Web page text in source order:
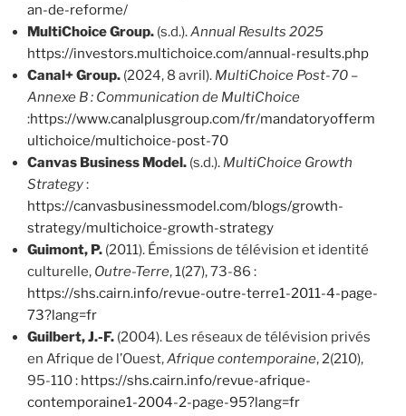
an-de-reforme/
MultiChoice Group. (s.d.).Annual Results 2025
https://investors.multichoice.com/annual-results.php
Canal+ Group. (2024, 8 avril). MultiChoice Post-70 –
Annexe B : Communication de MultiChoice
:https://www.canalplusgroup.com/fr/mandatoryofferm
ultichoice/multichoice-post-70
Canvas Business Model. (s.d.). MultiChoice Growth
Strategy:
https://canvasbusinessmodel.com/blogs/growth-
strategy/multichoice-growth-strategy
Guimont, P. (2011). Émissions de télévision et identité
culturelle, Outre-Terre, 1(27), 73-86 :
https://shs.cairn.info/revue-outre-terre1-2011-4-page-
73?lang=fr
Guilbert, J.-F. (2004). Les réseaux de télévision privés
en Afrique de l’Ouest,Afrique contemporaine, 2(210),
95-110 : https://shs.cairn.info/revue-afrique-
contemporaine1-2004-2-page-95?lang=fr